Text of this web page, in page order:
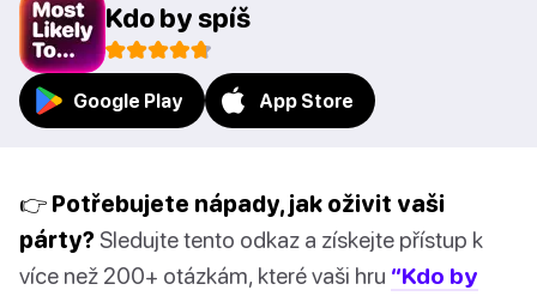
Kdo by spíš
Google Play App Store
👉 Potřebujete nápady, jak oživit vaši
párty? Sledujte tento odkaz a získejte přístup k
více než 200+ otázkám, které vaši hru “Kdo by